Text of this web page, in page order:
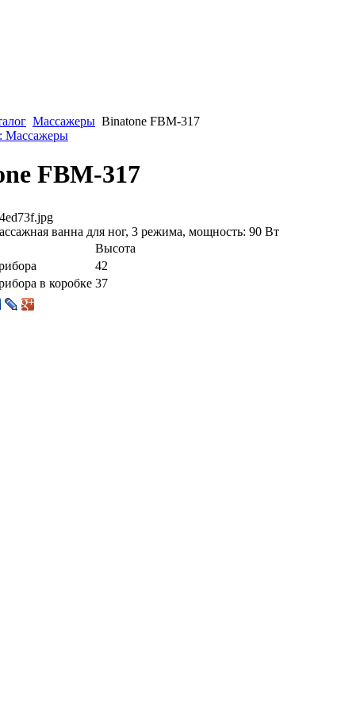
Массажеры Binatone FBM-317
Массажеры
FBM-317
ванна для ног, 3 режима, мощность: 90 Вт
Высота
42
в коробке 37